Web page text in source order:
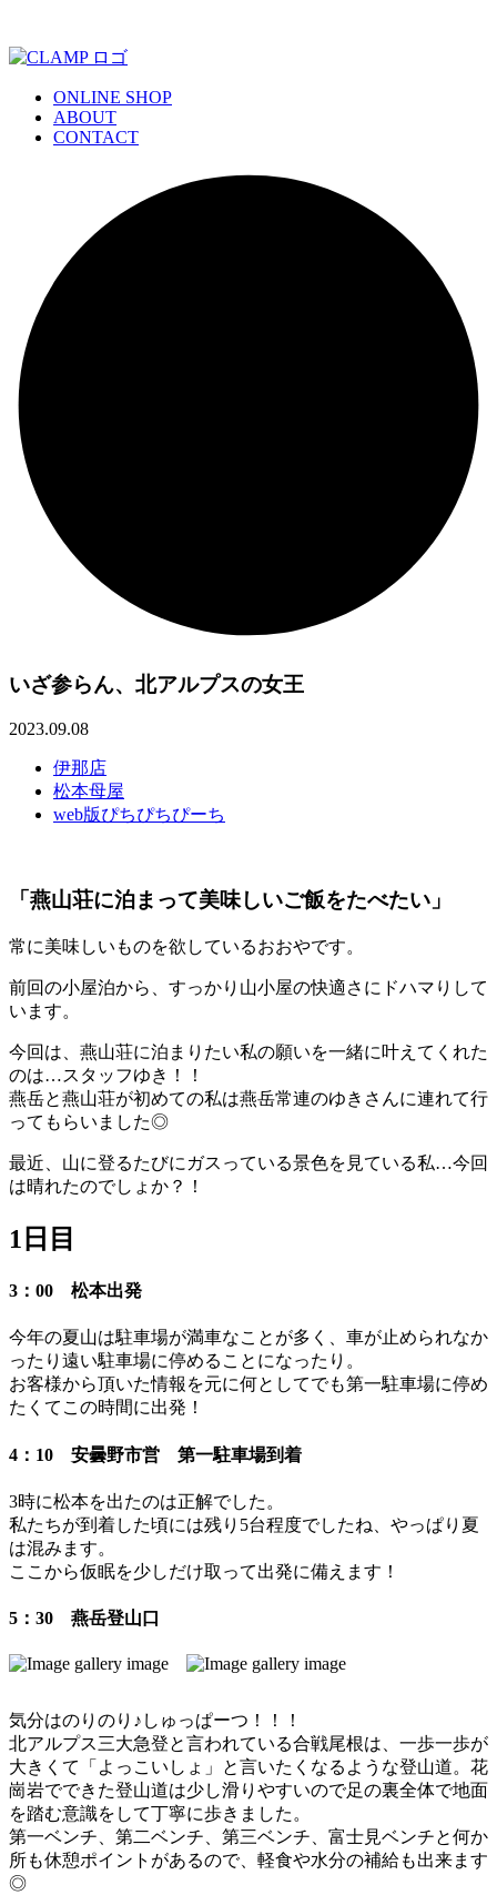
ONLINE SHOP
ABOUT
CONTACT
いざ参らん、北アルプスの女王
2023.09.08
伊那店
松本母屋
web版ぴちぴちぴーち
「燕山荘に泊まって美味しいご飯をたべたい」
常に美味しいものを欲しているおおやです。
前回の小屋泊から、すっかり山小屋の快適さにドハマりして
います。
今回は、燕山荘に泊まりたい私の願いを一緒に叶えてくれた
のは…スタッフゆき！！
燕岳と燕山荘が初めての私は燕岳常連のゆきさんに連れて行
ってもらいました◎
最近、山に登るたびにガスっている景色を見ている私…今回
は晴れたのでしょか？！
1日目
3：00 松本出発
今年の夏山は駐車場が満車なことが多く、車が止められなか
ったり遠い駐車場に停めることになったり。
お客様から頂いた情報を元に何としてでも第一駐車場に停め
たくてこの時間に出発！
4：10 安曇野市営 第一駐車場到着
3時に松本を出たのは正解でした。
私たちが到着した頃には残り5台程度でしたね、やっぱり夏
は混みます。
ここから仮眠を少しだけ取って出発に備えます！
5：30 燕岳登山口
気分はのりのり♪しゅっぱーつ！！！
北アルプス三大急登と言われている合戦尾根は、一歩一歩が
大きくて「よっこいしょ」と言いたくなるような登山道。花
崗岩でできた登山道は少し滑りやすいので足の裏全体で地面
を踏む意識をして丁寧に歩きました。
第一ベンチ、第二ベンチ、第三ベンチ、富士見ベンチと何か
所も休憩ポイントがあるので、軽食や水分の補給も出来ます
◎